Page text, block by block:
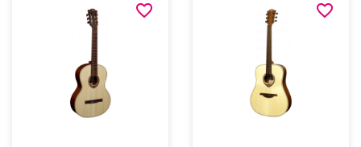
favorite_border favorite_border